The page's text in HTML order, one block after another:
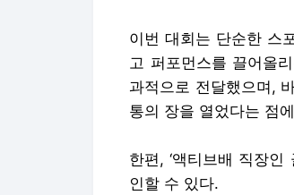
이번 대회는 단순한 스
고 퍼포먼스를 끌어올
과적으로 전달했으며,
통의 장을 열었다는 점
한편, ‘액티브배 직장
인할 수 있다.